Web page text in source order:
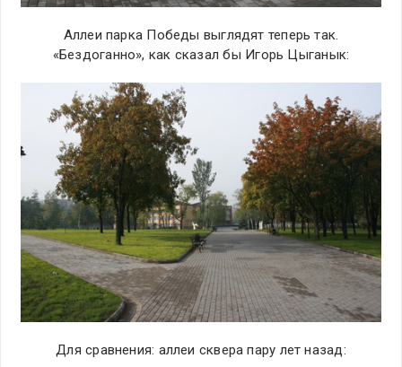
Аллеи парка Победы выглядят теперь так.
«Бездоганно», как сказал бы Игорь Цыганык:
Для сравнения: аллеи сквера пару лет назад: